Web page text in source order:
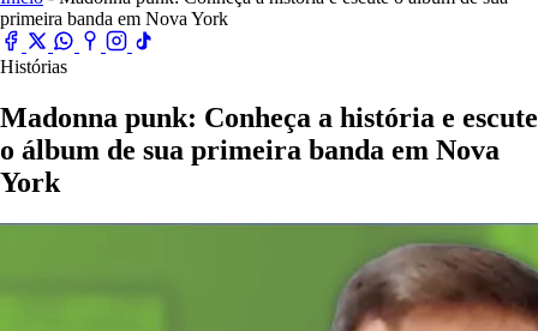
primeira banda em Nova York
Histórias
Madonna punk: Conheça a história e escute
o álbum de sua primeira banda em Nova
York